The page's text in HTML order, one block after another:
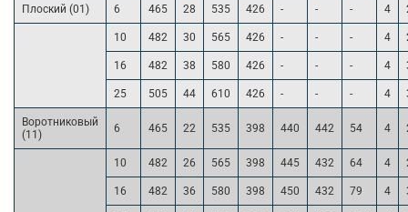
Плоский (01) 6 465 28 535 426 - - - 4
10 482 30 565 426 - - - 4
16 482 38 580 426 - - - 4
25 505 44 610 426 - - - 4
Воротниковый
(11)
6 465 22 535 398 440 442 54 4
10 482 26 565 398 445 432 64 4
16 482 36 580 398 450 432 79 4